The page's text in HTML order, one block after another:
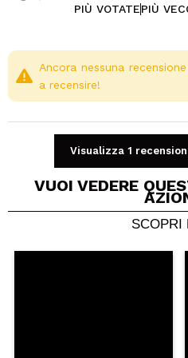
PIÙ VOTATEPIÙ
Condividi un
Il tuo video potrebbe
Ancora nessuna
a recensire!
Visualizza 1
VUOI VEDERE
SCOPRI